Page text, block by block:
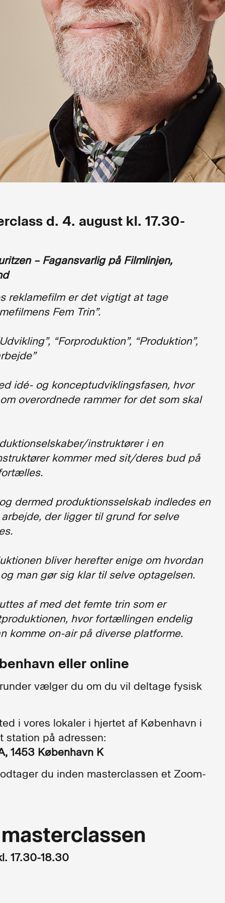
d. 4. august kl. 17.30-
– Fagansvarlig på Filmlinjen,
reklamefilm er det vigtigt at tage
Fem Trin”.
“Forproduktion”, “Produktion”,
idé- og konceptudviklingsfasen, hvor
overordnede rammer for det som skal
instruktører i en
kommer med sit/deres bud på
dermed produktionsselskab indledes en
der ligger til grund for selve
bliver herefter enige om hvordan
man gør sig klar til selve optagelsen.
af med det femte trin som er
hvor fortællingen endelig
komme on-air på diverse platforme.
eller online
vælger du om du vil deltage fysisk
i vores lokaler i hjertet af København i
station på adressen:
1453 København K
du inden masterclassen et Zoom-
17.30-18.30